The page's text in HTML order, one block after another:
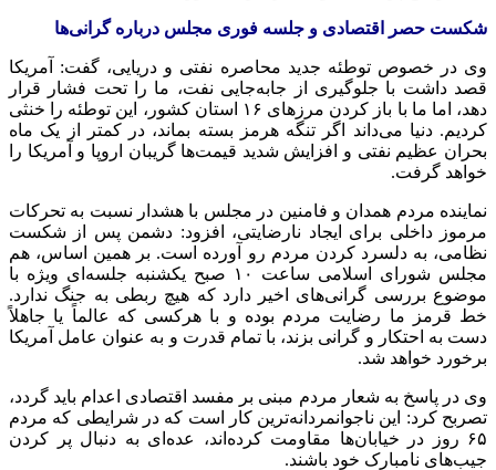
شکست حصر اقتصادی و جلسه فوری مجلس درباره گرانی‌ها
وی در خصوص توطئه جدید محاصره نفتی و دریایی، گفت: آمریکا
قصد داشت با جلوگیری از جابه‌جایی نفت، ما را تحت فشار قرار
دهد، اما ما با باز کردن مرزهای ۱۶ استان کشور، این توطئه را خنثی
کردیم. دنیا می‌داند اگر تنگه هرمز بسته بماند، در کمتر از یک ماه
بحران عظیم نفتی و افزایش شدید قیمت‌ها گریبان اروپا و آمریکا را
خواهد گرفت.
نماینده مردم همدان و فامنین در مجلس با هشدار نسبت به تحرکات
مرموز داخلی برای ایجاد نارضایتی، افزود: دشمن پس از شکست
نظامی، به دلسرد کردن مردم رو آورده است. بر همین اساس، هم
مجلس شورای اسلامی ساعت ۱۰ صبح یکشنبه جلسه‌ای ویژه با
موضوع بررسی گرانی‌های اخیر دارد که هیچ ربطی به جنگ ندارد.
خط قرمز ما رضایت مردم بوده و با هرکسی که عالماً یا جاهلاً
دست به احتکار و گرانی بزند، با تمام قدرت و به عنوان عامل آمریکا
برخورد خواهد شد.
وی در پاسخ به شعار مردم مبنی بر مفسد اقتصادی اعدام باید گردد،
تصربح کرد: این ناجوانمردانه‌ترین کار است که در شرایطی که مردم
۶۵ روز در خیابان‌ها مقاومت کرده‌اند، عده‌ای به دنبال پر کردن
جیب‌های نامبارک خود باشند.